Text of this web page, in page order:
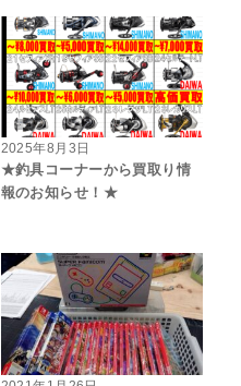
2025年8月3日
★釣具コーナーから買取り情
報のお知らせ！★